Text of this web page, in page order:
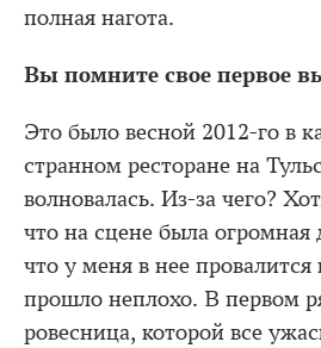
полная нагота.
Вы помните свое первое
Это было весной 2012-го в
странном ресторане на
волновалась. Из-за чего?
что на сцене была огромная
что у меня в нее
прошло неплохо. В первом
ровесница, которой все